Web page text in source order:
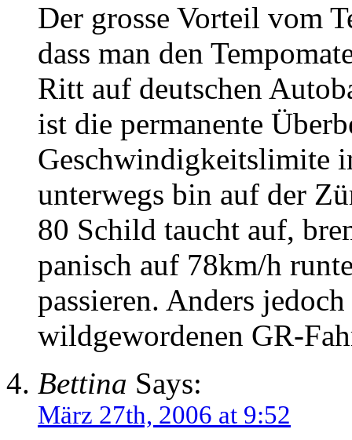
Der grosse Vorteil vom
dass man den
Ritt auf deutschen
ist die permanente
Geschwindigkeitslimite
unterwegs bin auf der
80 Schild taucht auf,
panisch auf 78km/h
passieren. Anders
wildgewordenen GR-
Bettina Says:
März 27th, 2006 at 9:52